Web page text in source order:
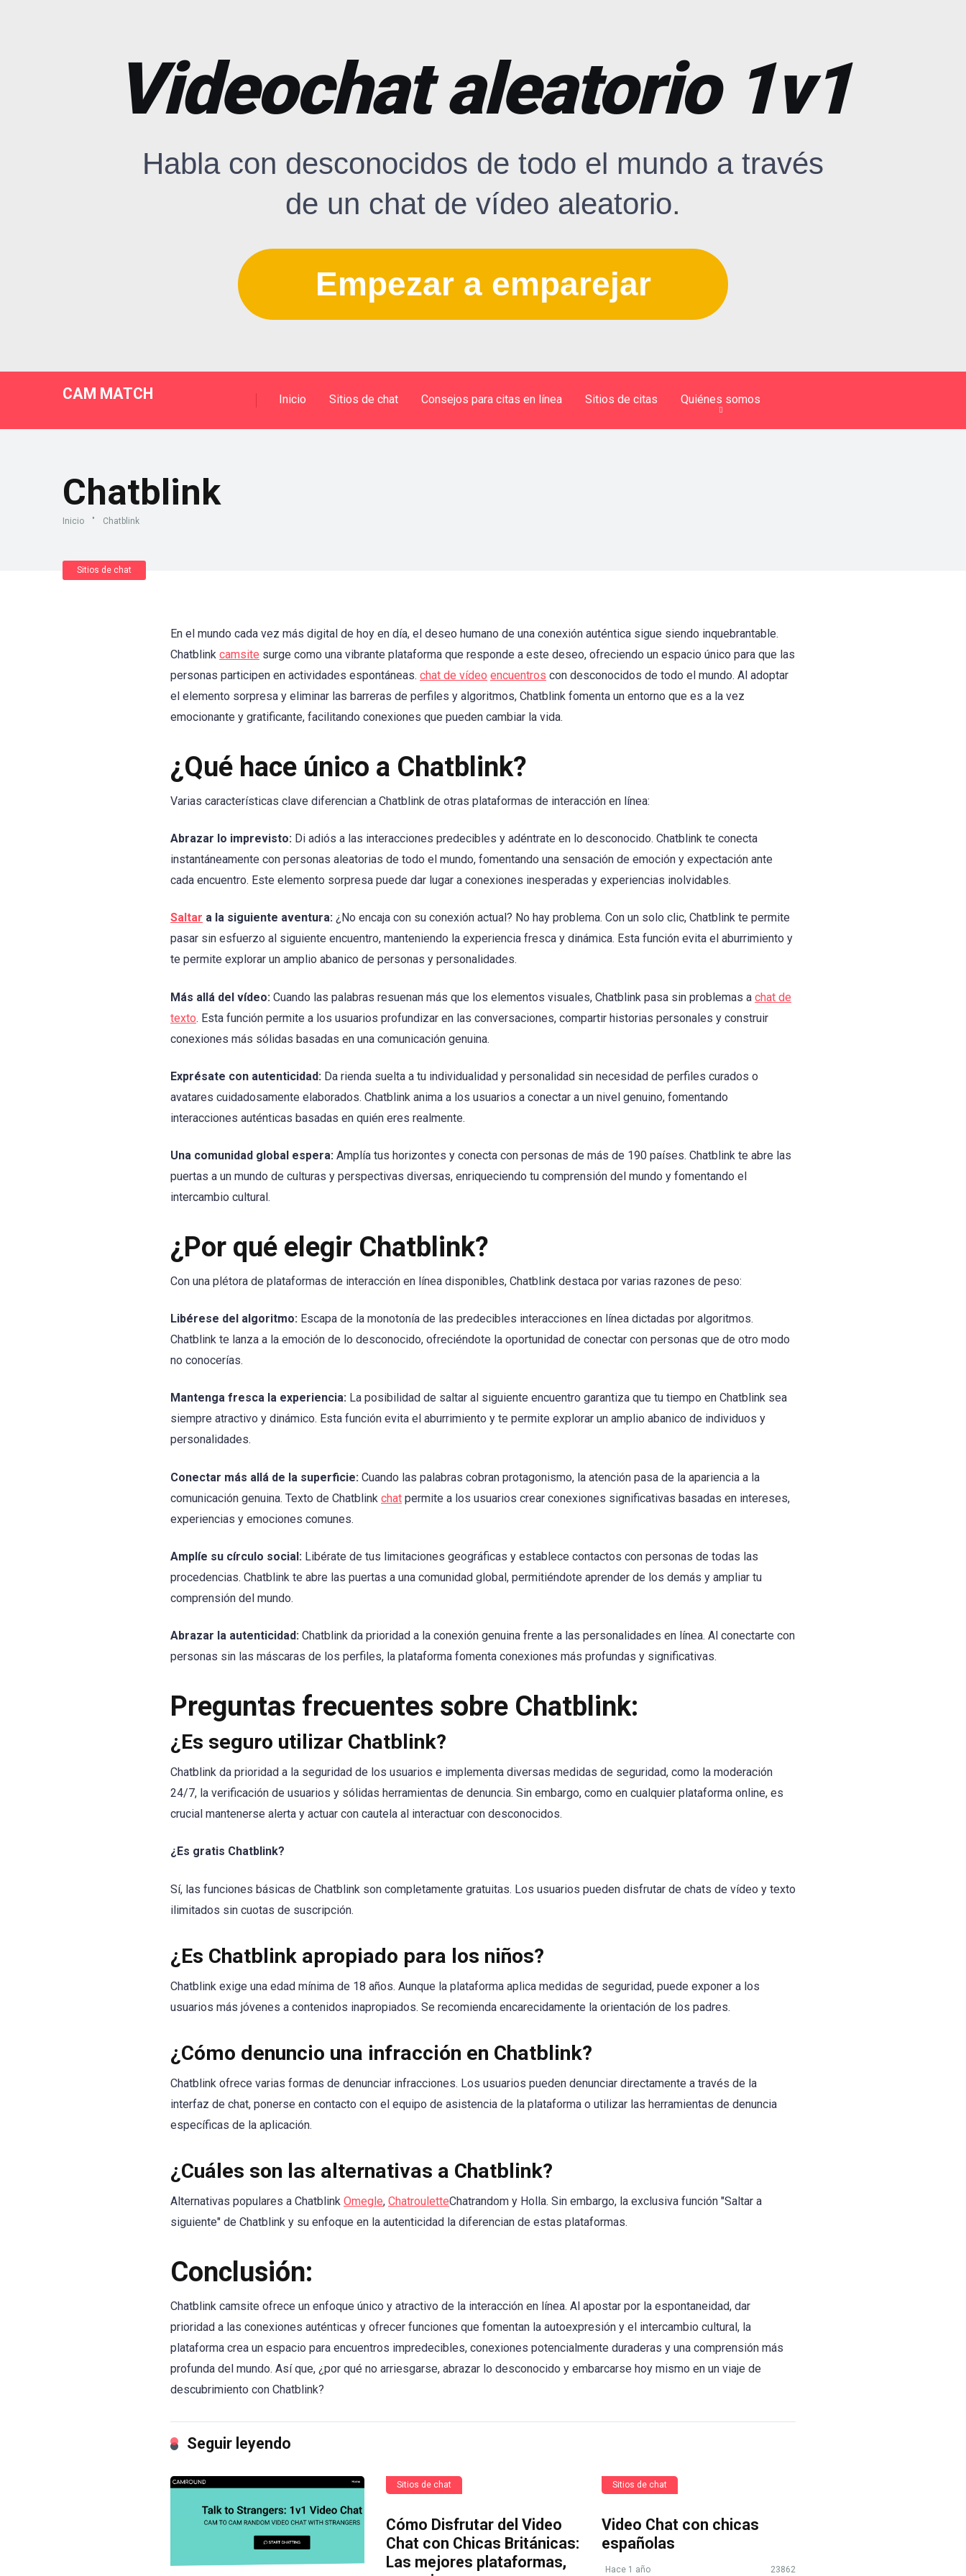
Videochat aleatorio 1v1
Habla con desconocidos de todo el mundo a través
de un chat de vídeo aleatorio.
Empezar a emparejar
CAM MATCH Inicio Sitios de chat Consejos para citas en línea Sitios de citas Quiénes somos
Chatblink
Inicio " Chatblink
Sitios de chat
En el mundo cada vez más digital de hoy en día, el deseo humano de una conexión auténtica sigue siendo inquebrantable.
Chatblink camsite surge como una vibrante plataforma que responde a este deseo, ofreciendo un espacio único para que las
personas participen en actividades espontáneas. chat de vídeo encuentros con desconocidos de todo el mundo. Al adoptar
el elemento sorpresa y eliminar las barreras de perfiles y algoritmos, Chatblink fomenta un entorno que es a la vez
emocionante y gratificante, facilitando conexiones que pueden cambiar la vida.
¿Qué hace único a Chatblink?
Varias características clave diferencian a Chatblink de otras plataformas de interacción en línea:
Abrazar lo imprevisto: Di adiós a las interacciones predecibles y adéntrate en lo desconocido. Chatblink te conecta
instantáneamente con personas aleatorias de todo el mundo, fomentando una sensación de emoción y expectación ante
cada encuentro. Este elemento sorpresa puede dar lugar a conexiones inesperadas y experiencias inolvidables.
Saltar a la siguiente aventura: ¿No encaja con su conexión actual? No hay problema. Con un solo clic, Chatblink te permite
pasar sin esfuerzo al siguiente encuentro, manteniendo la experiencia fresca y dinámica. Esta función evita el aburrimiento y
te permite explorar un amplio abanico de personas y personalidades.
Más allá del vídeo: Cuando las palabras resuenan más que los elementos visuales, Chatblink pasa sin problemas a chat de
texto. Esta función permite a los usuarios profundizar en las conversaciones, compartir historias personales y construir
conexiones más sólidas basadas en una comunicación genuina.
Exprésate con autenticidad: Da rienda suelta a tu individualidad y personalidad sin necesidad de perfiles curados o
avatares cuidadosamente elaborados. Chatblink anima a los usuarios a conectar a un nivel genuino, fomentando
interacciones auténticas basadas en quién eres realmente.
Una comunidad global espera: Amplía tus horizontes y conecta con personas de más de 190 países. Chatblink te abre las
puertas a un mundo de culturas y perspectivas diversas, enriqueciendo tu comprensión del mundo y fomentando el
intercambio cultural.
¿Por qué elegir Chatblink?
Con una plétora de plataformas de interacción en línea disponibles, Chatblink destaca por varias razones de peso:
Libérese del algoritmo: Escapa de la monotonía de las predecibles interacciones en línea dictadas por algoritmos.
Chatblink te lanza a la emoción de lo desconocido, ofreciéndote la oportunidad de conectar con personas que de otro modo
no conocerías.
Mantenga fresca la experiencia: La posibilidad de saltar al siguiente encuentro garantiza que tu tiempo en Chatblink sea
siempre atractivo y dinámico. Esta función evita el aburrimiento y te permite explorar un amplio abanico de individuos y
personalidades.
Conectar más allá de la superficie: Cuando las palabras cobran protagonismo, la atención pasa de la apariencia a la
comunicación genuina. Texto de Chatblink chat permite a los usuarios crear conexiones significativas basadas en intereses,
experiencias y emociones comunes.
Amplíe su círculo social: Libérate de tus limitaciones geográficas y establece contactos con personas de todas las
procedencias. Chatblink te abre las puertas a una comunidad global, permitiéndote aprender de los demás y ampliar tu
comprensión del mundo.
Abrazar la autenticidad: Chatblink da prioridad a la conexión genuina frente a las personalidades en línea. Al conectarte con
personas sin las máscaras de los perfiles, la plataforma fomenta conexiones más profundas y significativas.
Preguntas frecuentes sobre Chatblink:
¿Es seguro utilizar Chatblink?
Chatblink da prioridad a la seguridad de los usuarios e implementa diversas medidas de seguridad, como la moderación
24/7, la verificación de usuarios y sólidas herramientas de denuncia. Sin embargo, como en cualquier plataforma online, es
crucial mantenerse alerta y actuar con cautela al interactuar con desconocidos.
¿Es gratis Chatblink?
Sí, las funciones básicas de Chatblink son completamente gratuitas. Los usuarios pueden disfrutar de chats de vídeo y texto
ilimitados sin cuotas de suscripción.
¿Es Chatblink apropiado para los niños?
Chatblink exige una edad mínima de 18 años. Aunque la plataforma aplica medidas de seguridad, puede exponer a los
usuarios más jóvenes a contenidos inapropiados. Se recomienda encarecidamente la orientación de los padres.
¿Cómo denuncio una infracción en Chatblink?
Chatblink ofrece varias formas de denunciar infracciones. Los usuarios pueden denunciar directamente a través de la
interfaz de chat, ponerse en contacto con el equipo de asistencia de la plataforma o utilizar las herramientas de denuncia
específicas de la aplicación.
¿Cuáles son las alternativas a Chatblink?
Alternativas populares a Chatblink Omegle, ChatrouletteChatrandom y Holla. Sin embargo, la exclusiva función "Saltar a
siguiente" de Chatblink y su enfoque en la autenticidad la diferencian de estas plataformas.
Conclusión:
Chatblink camsite ofrece un enfoque único y atractivo de la interacción en línea. Al apostar por la espontaneidad, dar
prioridad a las conexiones auténticas y ofrecer funciones que fomentan la autoexpresión y el intercambio cultural, la
plataforma crea un espacio para encuentros impredecibles, conexiones potencialmente duraderas y una comprensión más
profunda del mundo. Así que, ¿por qué no arriesgarse, abrazar lo desconocido y embarcarse hoy mismo en un viaje de
descubrimiento con Chatblink?
Seguir leyendo
Sitios de chat
Cómo Disfrutar del Video
Chat con Chicas Británicas:
Las mejores plataformas,
Sitios de chat
Video Chat con chicas
españolas
Hace 1 año 23862